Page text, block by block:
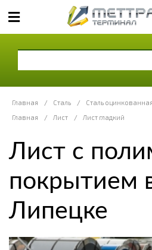
Главная / Сталь / Сталь оцинкованная
Главная
/ Лист / Лист гладкий
Лист с
покрытием
Липецке